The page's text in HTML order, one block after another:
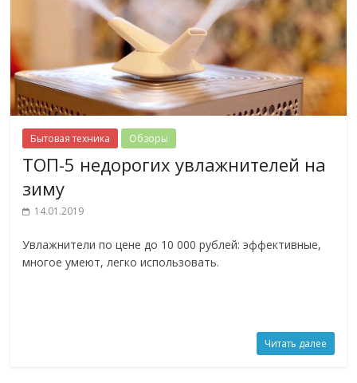
Бытовая техника Обзоры
ТОП-5 недорогих увлажнителей на
зиму
14.01.2019
Увлажнители по цене до 10 000 рублей: эффективные,
многое умеют, легко использовать.
Читать далее